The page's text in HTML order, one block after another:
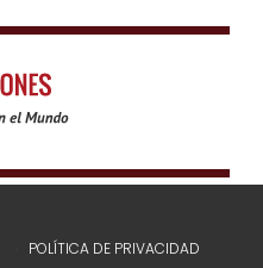
POLÍTICA DE PRIVACIDAD